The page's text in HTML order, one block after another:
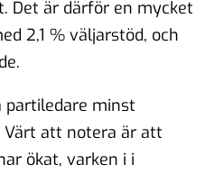
Det är därför en mycket
2,1 % väljarstöd, och
partiledare minst
att notera är att
ökat, varken i i